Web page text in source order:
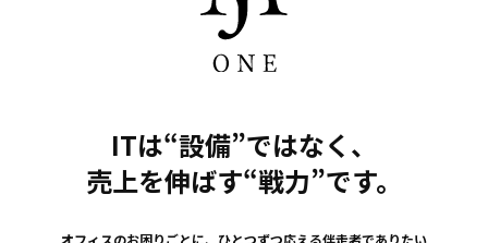
ITは“設備”ではなく、
売上を伸ばす“戦力”です。
オフィスのお困りごとに、ひとつずつ応える伴走者でありたい